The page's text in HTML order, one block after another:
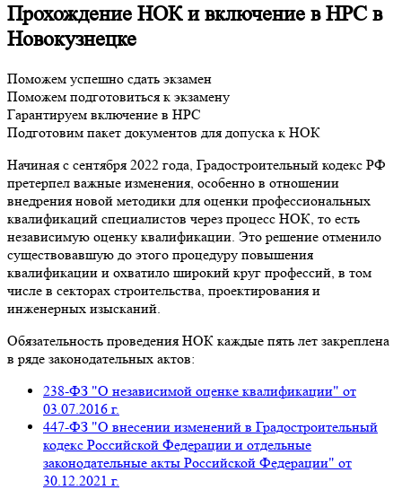
Прохождение НОК и включение в НРС в
Новокузнецке
Поможем успешно сдать экзамен
Поможем подготовиться к экзамену
Гарантируем включение в НРС
Подготовим пакет документов для допуска к НОК
Начиная с сентября 2022 года, Градостроительный кодекс РФ
претерпел важные изменения, особенно в отношении
внедрения новой методики для оценки профессиональных
квалификаций специалистов через процесс НОК, то есть
независимую оценку квалификации. Это решение отменило
существовавшую до этого процедуру повышения
квалификации и охватило широкий круг профессий, в том
числе в секторах строительства, проектирования и
инженерных изысканий.
Обязательность проведения НОК каждые пять лет закреплена
в ряде законодательных актов:
238-ФЗ "О независимой оценке квалификации" от
03.07.2016 г.
447-ФЗ "О внесении изменений в Градостроительный
кодекс Российской Федерации и отдельные
законодательные акты Российской Федерации" от
30.12.2021 г.